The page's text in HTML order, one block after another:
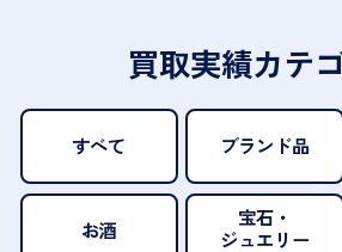
買取実績カテ
すべて ブランド品
お酒
宝石・
ジュエリー